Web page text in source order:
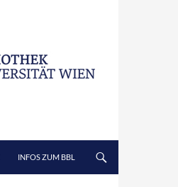
INFOS ZUM BBL